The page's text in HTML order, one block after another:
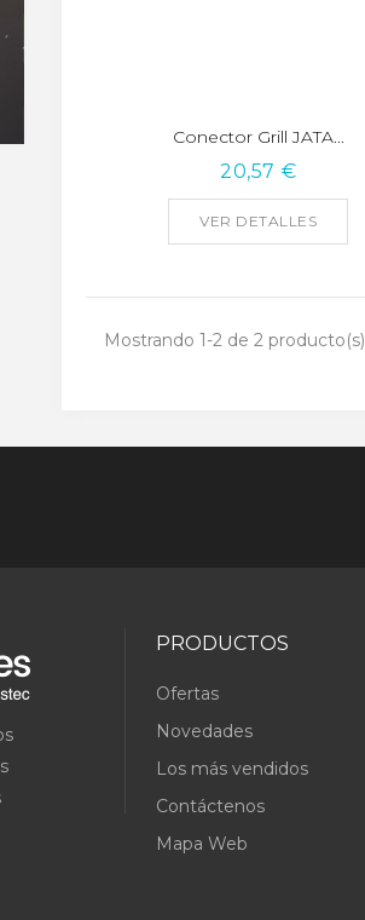
Conector Grill JATA...
20,57 €
VER DETALLES
Mostrando 1-2 de 2 producto(s)
PRODUCTOS
Ofertas
Novedades
Los más vendidos
Contáctenos
Mapa Web